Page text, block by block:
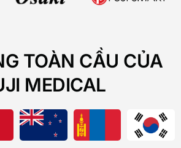
TOÀN CẦU CỦA
MEDICAL